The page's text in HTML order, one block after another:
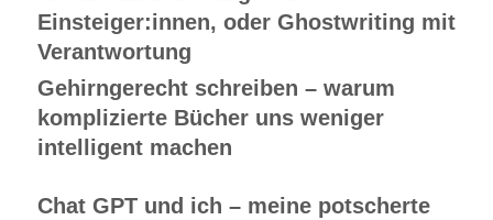
Einsteiger:innen, oder Ghostwriting mit
Verantwortung
Gehirngerecht schreiben – warum
komplizierte Bücher uns weniger
intelligent machen
Chat GPT und ich – meine potscherte